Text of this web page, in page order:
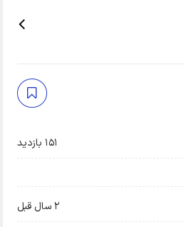
151 بازدید
2 سال قبل